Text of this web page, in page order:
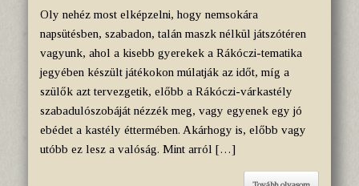
Oly nehéz most elképzelni, hogy nemsokára
napsütésben, szabadon, talán maszk nélkül játszótéren
vagyunk, ahol a kisebb gyerekek a Rákóczi-tematika
jegyében készült játékokon múlatják az időt, míg a
szülők azt tervezgetik, előbb a Rákóczi-várkastély
szabadulószobáját nézzék meg, vagy egyenek egy jó
ebédet a kastély éttermében. Akárhogy is, előbb vagy
utóbb ez lesz a valóság. Mint arról […]